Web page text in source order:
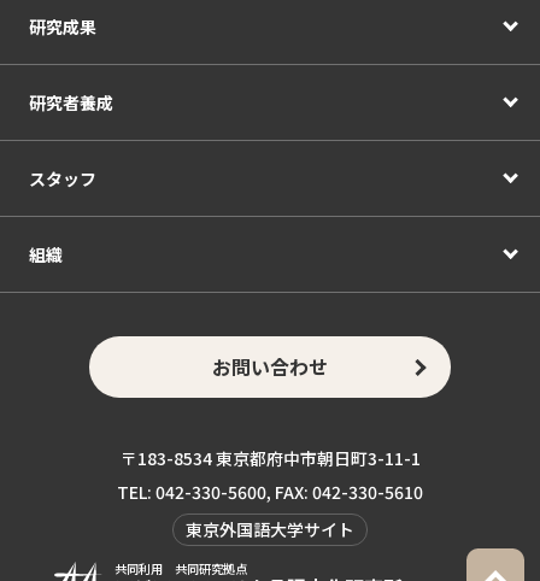
研究成果
研究者養成
スタッフ
組織
お問い合わせ
〒183-8534 東京都府中市朝日町3-11-1
TEL: 042-330-5600, FAX: 042-330-5610
東京外国語大学サイト
共同利用 共同研究拠点